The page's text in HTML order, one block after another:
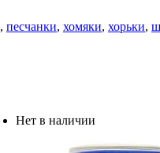
, песчанки, хомяки, хорьки,
Нет в наличии